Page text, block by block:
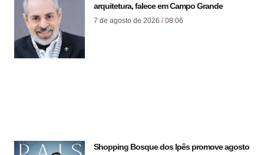
arquitetura, falece em Campo Grande
7 de agosto de 2026 08:06
Shopping Bosque dos Ipês promove agosto